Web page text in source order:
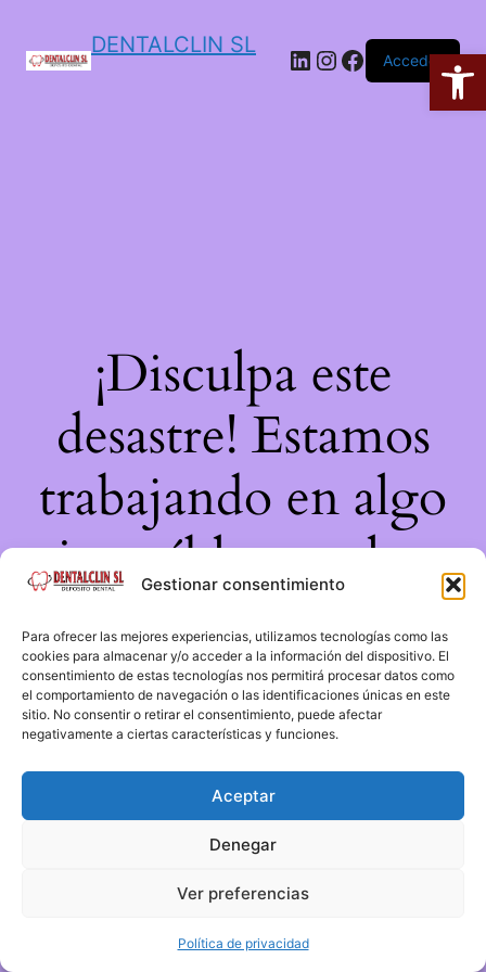
Gestionar consentimiento
Para ofrecer las mejores experiencias, utilizamos tecnologías como las
cookies para almacenar y/o acceder a la información del dispositivo. El
consentimiento de estas tecnologías nos permitirá procesar datos como
el comportamiento de navegación o las identificaciones únicas en este
sitio. No consentir o retirar el consentimiento, puede afectar
negativamente a ciertas características y funciones.
Aceptar
Denegar
Ver preferencias
Política de privacidad
DENTALCLIN SL
Acceder
¡Disculpa este
desastre! Estamos
trabajando en algo
increíble, ¡vuelve
pronto!